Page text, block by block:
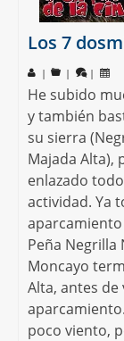
Los 7
| | |
He subido
y también
su sierra
Majada Alta),
enlazado
actividad. Ya
aparcamiento
Peña Negrilla
Moncayo
Alta, antes
poco viento,